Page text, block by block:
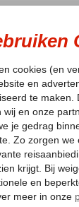
Portals Nous